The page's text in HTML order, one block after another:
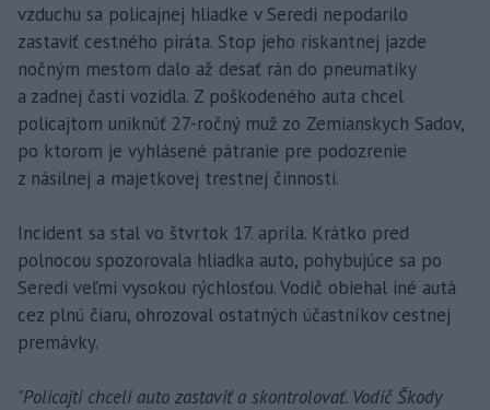
vzduchu sa policajnej hliadke v Seredi nepodarilo
zastaviť cestného piráta. Stop jeho riskantnej jazde
nočným mestom dalo až desať rán do pneumatiky
a zadnej časti vozidla. Z poškodeného auta chcel
policajtom uniknúť 27-ročný muž zo Zemianskych Sadov,
po ktorom je vyhlásené pátranie pre podozrenie
z násilnej a majetkovej trestnej činnosti.
Incident sa stal vo štvrtok 17. apríla. Krátko pred
polnocou spozorovala hliadka auto, pohybujúce sa po
Seredi veľmi vysokou rýchlosťou. Vodič obiehal iné autá
cez plnú čiaru, ohrozoval ostatných účastníkov cestnej
premávky.
"Policajti chceli auto zastaviť a skontrolovať. Vodič Škody